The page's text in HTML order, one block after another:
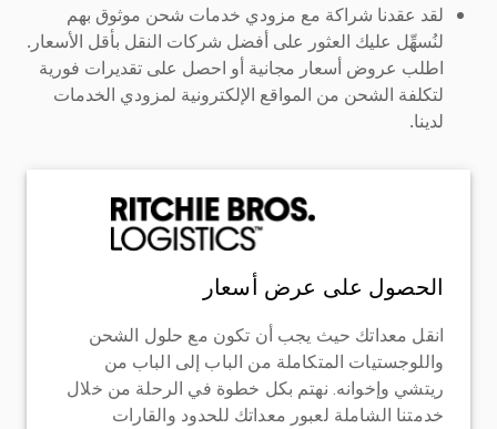
لقد عقدنا شراكة مع مزودي خدمات شحن موثوق بهم
لنُسهِّل عليك العثور على أفضل شركات النقل بأقل الأسعار.
اطلب عروض أسعار مجانية أو احصل على تقديرات فورية
لتكلفة الشحن من المواقع الإلكترونية لمزودي الخدمات
لدينا.
الحصول على عرض أسعار
انقل معداتك حيث يجب أن تكون مع حلول الشحن
واللوجستيات المتكاملة من الباب إلى الباب من
ريتشي وإخوانه. نهتم بكل خطوة في الرحلة من خلال
خدمتنا الشاملة لعبور معداتك للحدود والقارات